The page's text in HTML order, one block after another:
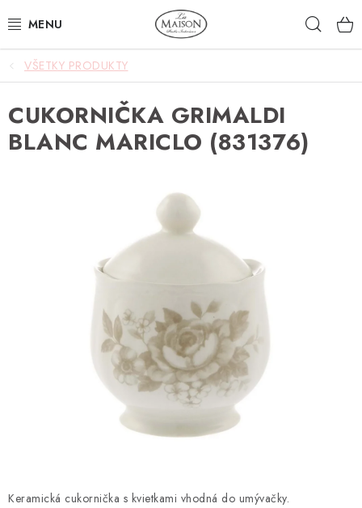
na
NOVINKY
AKCIA
ZÁHRADA
BLANC MARICLO´
VŠETKY PRODUKTY
Keramická cukornička s kvietkami vhodná do umývačky.
CUKORNIČKA GRIMALDI
BLANC MARICLO (831376)